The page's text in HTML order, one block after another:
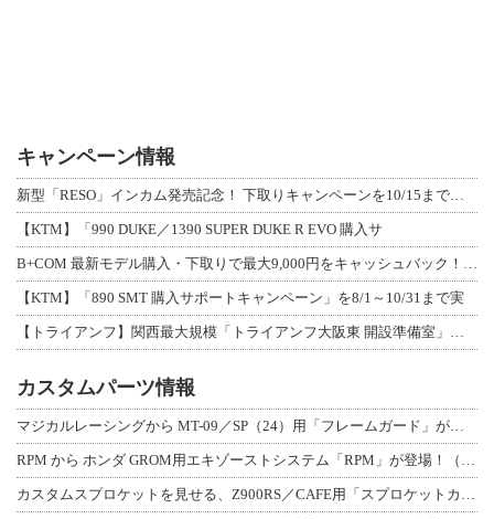
キャンペーン情報
新型「RESO」インカム発売記念！ 下取りキャンペーンを10/15まで延長して開
【KTM】「990 DUKE／1390 SUPER DUKE R EVO 購入サ
B+COM 最新モデル購入・下取りで最大9,000円をキャッシュバック！「B+F
【KTM】「890 SMT 購入サポートキャンペーン」を8/1～10/31まで実
【トライアンフ】関西最大規模「トライアンフ大阪東 開設準備室」がオープン！ 限定
カスタムパーツ情報
マジカルレーシングから MT-09／SP（24）用「フレームガード」が登場！
RPM から ホンダ GROM用エキゾーストシステム「RPM」が登場！（動画あり
カスタムスプロケットを見せる、Z900RS／CAFE用「スプロケットカバーフルキ